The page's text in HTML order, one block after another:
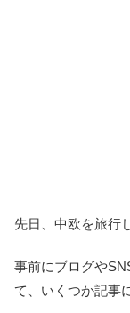
先日、中欧を旅行
事前にブログや
て、いくつか記事